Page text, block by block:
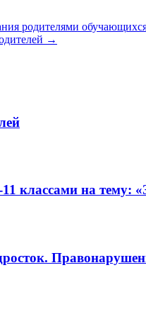
родителями
→
классами на тему: